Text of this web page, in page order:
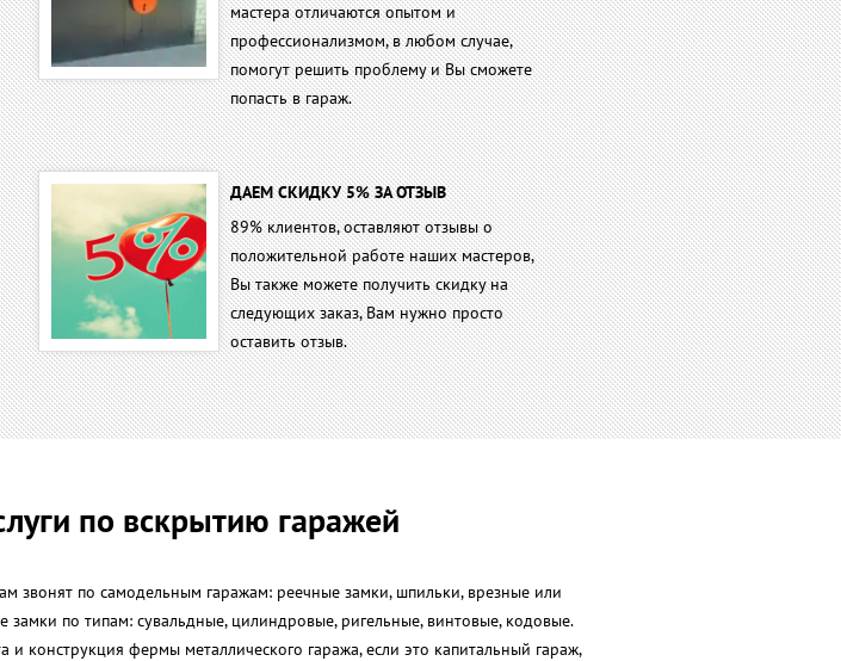
мастера отличаются опытом и
профессионализмом, в любом случае,
помогут решить проблему и Вы сможете
попасть в гараж.
ДАЕМ СКИДКУ 5% ЗА ОТЗЫВ
89% клиентов, оставляют отзывы о
положительной работе наших мастеров,
Вы также можете получить скидку на
следующих заказ, Вам нужно просто
оставить отзыв.
по вскрытию гаражей
звонят по самодельным гаражам: реечные замки, шпильки, врезные или
по типам: сувальдные, цилиндровые, ригельные, винтовые, кодовые.
конструкция фермы металлического гаража, если это капитальный гараж,